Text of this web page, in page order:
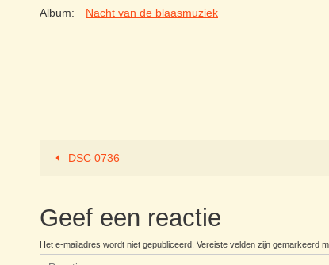
Album: Nacht van de blaasmuziek
DSC 0736
Geef een reactie
Het e-mailadres wordt niet gepubliceerd. Vereiste velden zijn gemarkeerd